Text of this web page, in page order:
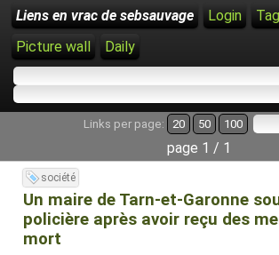
Liens en vrac de sebsauvage Login
Picture wall
Daily
Links per page: 20 50 100
page 1 / 1
société
Un maire de Tarn-et-Garonne
policière après avoir reçu des
mort